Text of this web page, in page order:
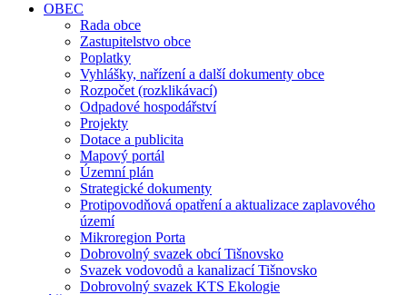
OBEC
Rada obce
Zastupitelstvo obce
Poplatky
Vyhlášky, nařízení a další dokumenty obce
Rozpočet (rozklikávací)
Odpadové hospodářství
Projekty
Dotace a publicita
Mapový portál
Územní plán
Strategické dokumenty
Protipovodňová opatření a aktualizace zaplavového
území
Mikroregion Porta
Dobrovolný svazek obcí Tišnovsko
Svazek vodovodů a kanalizací Tišnovsko
Dobrovolný svazek KTS Ekologie